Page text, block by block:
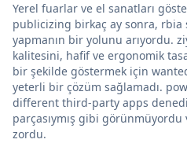
Yerel fuarlar ve el sanatları
publicizing birkaç ay sonra, rbia
yapmanın bir yolunu arıyordu.
kalitesini, hafif ve ergonomik
bir şekilde göstermek için
yeterli bir çözüm sağlamadı.
different third-party apps
parçasıymış gibi görünmüyordu
zordu.